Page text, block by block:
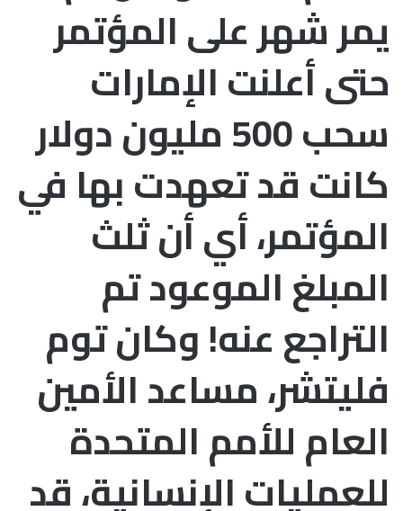
يمر شهر على المؤتمر
حتى أعلنت الإمارات
سحب 500 مليون دولار
كانت قد تعهدت بها في
المؤتمر، أي أن ثلث
المبلغ الموعود تم
التراجع عنه! وكان توم
فليتشر، مساعد الأمين
العام للأمم المتحدة
للعمليات الإنسانية، قد